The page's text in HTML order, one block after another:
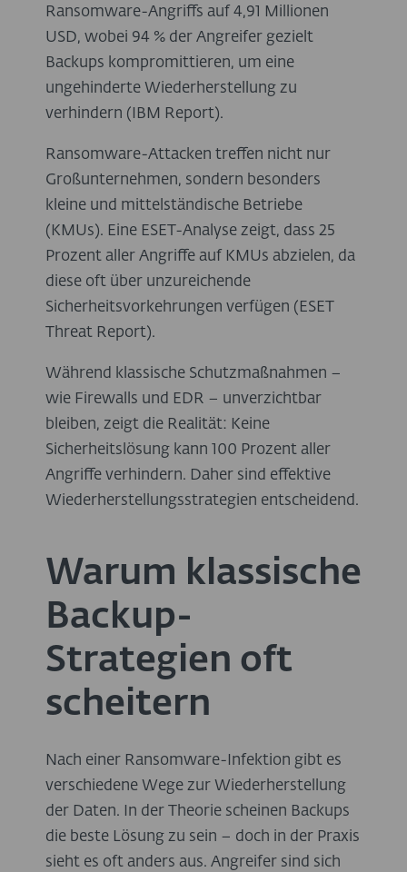
Ransomware-Angriffs auf 4,91 Millionen
USD, wobei 94 % der Angreifer gezielt
Backups kompromittieren, um eine
ungehinderte Wiederherstellung zu
verhindern (IBM Report).
Ransomware-Attacken treffen nicht nur
Großunternehmen, sondern besonders
kleine und mittelständische Betriebe
(KMUs). Eine ESET-Analyse zeigt, dass 25
Prozent aller Angriffe auf KMUs abzielen, da
diese oft über unzureichende
Sicherheitsvorkehrungen verfügen (ESET
Threat Report).
Während klassische Schutzmaßnahmen –
wie Firewalls und EDR – unverzichtbar
bleiben, zeigt die Realität: Keine
Sicherheitslösung kann 100 Prozent aller
Angriffe verhindern. Daher sind effektive
Wiederherstellungsstrategien entscheidend.
Warum klassische
Backup-
Strategien oft
scheitern
Nach einer Ransomware-Infektion gibt es
verschiedene Wege zur Wiederherstellung
der Daten. In der Theorie scheinen Backups
die beste Lösung zu sein – doch in der Praxis
sieht es oft anders aus. Angreifer sind sich